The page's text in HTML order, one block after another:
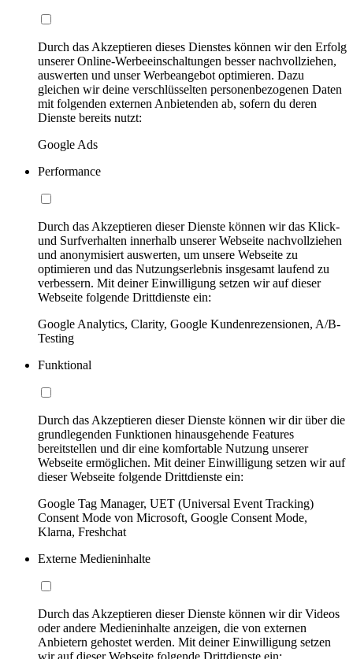
Durch das Akzeptieren dieses Dienstes können wir den Erfolg
unserer Online-Werbeeinschaltungen besser nachvollziehen,
auswerten und unser Werbeangebot optimieren. Dazu
gleichen wir deine verschlüsselten personenbezogenen Daten
mit folgenden externen Anbietenden ab, sofern du deren
Dienste bereits nutzt:
Google Ads
Performance
Durch das Akzeptieren dieser Dienste können wir das Klick-
und Surfverhalten innerhalb unserer Webseite nachvollziehen
und anonymisiert auswerten, um unsere Webseite zu
optimieren und das Nutzungserlebnis insgesamt laufend zu
verbessern. Mit deiner Einwilligung setzen wir auf dieser
Webseite folgende Drittdienste ein:
Google Analytics, Clarity, Google Kundenrezensionen, A/B-
Testing
Funktional
Durch das Akzeptieren dieser Dienste können wir dir über die
grundlegenden Funktionen hinausgehende Features
bereitstellen und dir eine komfortable Nutzung unserer
Webseite ermöglichen. Mit deiner Einwilligung setzen wir auf
dieser Webseite folgende Drittdienste ein:
Google Tag Manager, UET (Universal Event Tracking)
Consent Mode von Microsoft, Google Consent Mode,
Klarna, Freshchat
Externe Medieninhalte
Durch das Akzeptieren dieser Dienste können wir dir Videos
oder andere Medieninhalte anzeigen, die von externen
Anbietern gehostet werden. Mit deiner Einwilligung setzen
wir auf dieser Webseite folgende Drittdienste ein: